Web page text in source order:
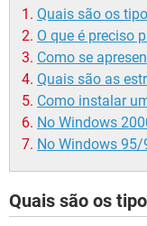
Quais são os
O que é preciso
Como se
Quais são as
Como instalar
No Windows
No Windows
Quais são os